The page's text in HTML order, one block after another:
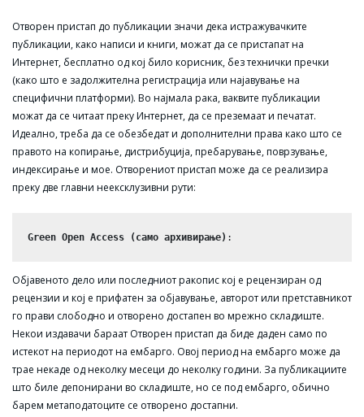
Отворен пристап до публикации значи дека истражувачките
публикации, како написи и книги, можат да се пристапат на
Интернет, бесплатно од кој било корисник, без технички пречки
(како што е задолжителна регистрација или најавување на
специфични платформи). Во најмала рака, ваквите публикации
можат да се читаат преку Интернет, да се преземаат и печатат.
Идеално, треба да се обезбедат и дополнителни права како што се
правото на копирање, дистрибуција, пребарување, поврзување,
индексирање и мое. Отворениот пристап може да се реализира
преку две главни неексклузивни рути:
Green Open Access (само архивирање) :
Објавеното дело или последниот ракопис кој е рецензиран од
рецензии и кој е прифатен за објавување, авторот или претставникот
го прави слободно и отворено достапен во мрежно складиште.
Некои издавачи бараат Отворен пристап да биде даден само по
истекот на периодот на ембарго. Овој период на ембарго може да
трае некаде од неколку месеци до неколку години. За публикациите
што биле депонирани во складиште, но се под ембарго, обично
барем метаподатоците се отворено достапни.